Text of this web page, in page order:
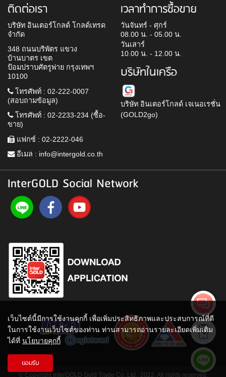
ติดต่อเรา
บริษัท อินเตอร์โกลด์ โกลด์เทรด
จำกัด
348 ถนนบริพัตร แขวง
บ้านบาตร เขต
ป้อมปราบศัตรูพ่าย กรุงเทพฯ
10100
โทรศัพท์ : 02-222-0007
(สอบถามข้อมูล)
โทรศัพท์ : 02-2233-234 (ซื้อ-
ขาย)
แฟกซ์ : 02-2222-046
อีเมล : info@intergold.co.th
เวลาทำการซื้อขาย
วันจันทร์ - ศุกร์
08.00 น. - 05.00 น.
วันเสาร์
10.00 น. - 12.00 น.
บริษัทในเครือ
บริษัท อินเตอร์โกลด์ เจเนอเรชั่น
(GOLD2go)
InterGOLD Social Network
© Copyright InterGOLD Gold Trade Co.,Ltd., 2022. All rights reserved.
เว็บไซต์นี้มีการใช้งานคุกกี้ เพื่อเพิ่มประสิทธิภาพและประสบการณ์ที่ดี
ในการใช้งานเว็บไซต์ของท่าน ท่านสามารถอ่านรายละเอียดเพิ่มเติม
ได้ที่ นโยบายคุกกี้
ยอมรับ